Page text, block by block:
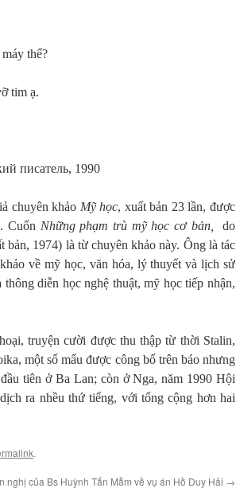
thế?
tim ạ.
писатель, 1990
chuyên khảo Mỹ học, xuất bản 23 lần, được
Cuốn Những phạm trù mỹ học cơ bản,
do
1974) là từ chuyên khảo này. Ông là tác
về mỹ học, văn hóa, lý thuyết và lịch sử
diễn học nghệ thuật, mỹ học tiếp nhận,
truyện cười được thu thập từ thời Stalin,
một số mẩu được công bố trên báo nhưng
tiên ở Ba Lan; còn ở Nga, năm 1990 Hội
ra nhều thứ tiếng, với tổng cộng hơn hai
.
nghị của Bs Huỳnh Tấn Mẫm về vụ án Hồ Duy Hải →